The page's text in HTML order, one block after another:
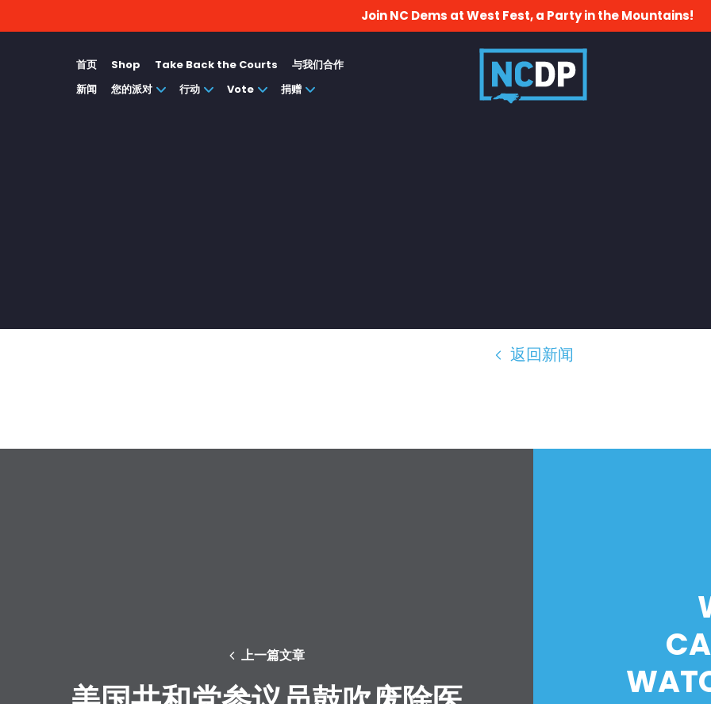
Join NC Dems at West Fest, a Party in the Mountains!
首页 Shop Take Back the Courts
与我们合作
新闻
您的派对 行动 Vote 捐赠
返回新闻
上一篇文章